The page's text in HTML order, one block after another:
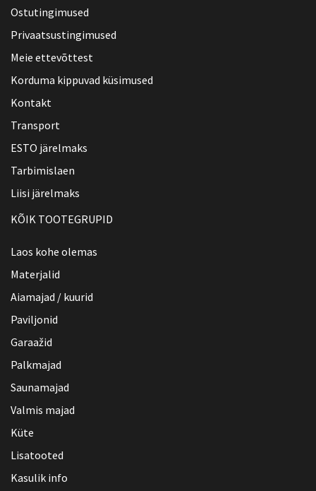
Ostutingimused
Privaatsustingimused
Meie ettevõttest
Korduma kippuvad küsimused
Kontakt
Transport
ESTO järelmaks
Tarbimislaen
Liisi järelmaks
KÕIK TOOTEGRUPID
Laos kohe olemas
Materjalid
Aiamajad / kuurid
Paviljonid
Garaažid
Palkmajad
Saunamajad
Valmis majad
Küte
Lisatooted
Kasulik info